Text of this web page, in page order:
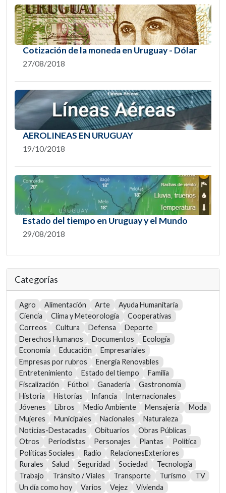
Cotización de la moneda en Uruguay - Dólar
27/08/2018
AEROLINEAS EN URUGUAY
19/10/2018
Estado del tiempo en Uruguay y el Mundo
29/08/2018
Categorías
Agro Alimentación Arte
Ayuda Humanitaria
Ciencia
Clima y Meteorología
Cooperativas
Correos
Cultura Defensa
Deporte
Derechos Humanos
Documentos
Ecología
Economía
Educación
Empresariales
Empresas por rubros
Energía Renovables
Entretenimiento
Estado del tiempo
Familia
Fiscalización
Fútbol Ganadería
Gastronomía
Historia
Historias Infancia
Internacionales
Jóvenes
Libros Medio Ambiente Mensajería
Moda
Mujeres
Municipales Nacionales
Naturaleza
Noticias-Destacadas
Obituarios
Obras Públicas
Otros
Periodistas Personajes Plantas
Política
Políticas Sociales
Radio
RelacionesExteriores
Rurales
Salud Seguridad Sociedad
Tecnología
Trabajo
Tránsito / Viales Transporte Turismo
TV
Un día como hoy
Varios Vejez
Vivienda